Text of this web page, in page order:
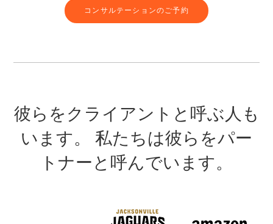
コンサルテーションのご予約
彼らをクライアントと呼ぶ人も
います。 私たちは彼らをパー
トナーと呼んでいます。